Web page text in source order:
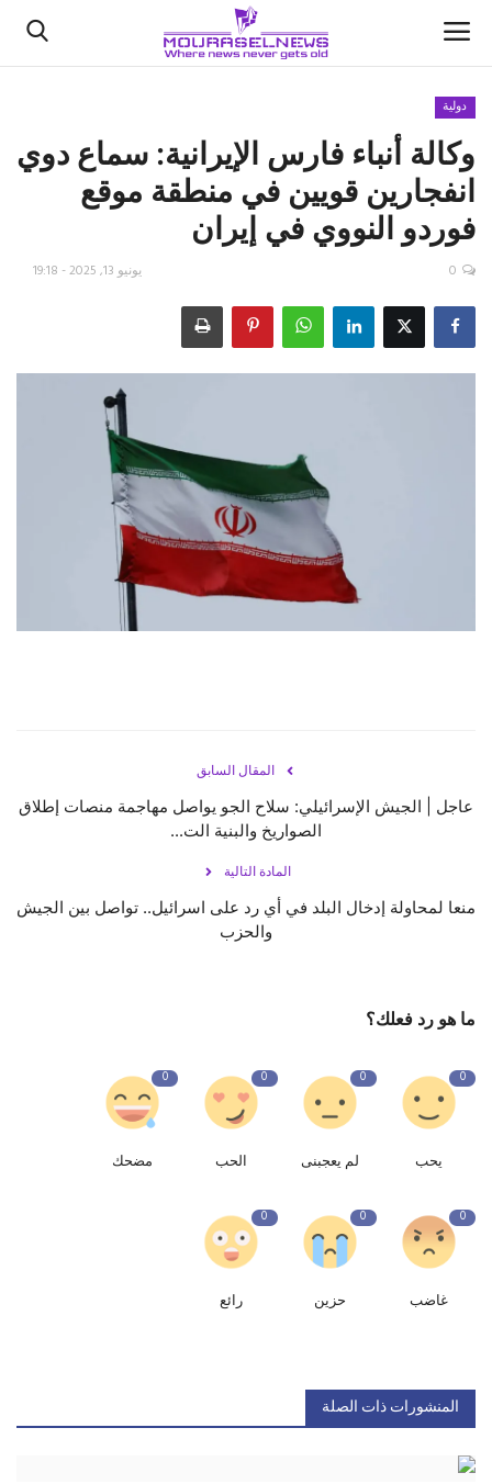
الأخبار
كتّابنا
السعودية
اقتصاد
علوم وتكنولوجيا
دولية
وكالة أنباء فارس الإيرانية: سماع دوي
انفجارين قويين في منطقة موقع
فوردو النووي في إيران
يونيو 13, 2025 - 19:18 0
المقال السابق
عاجل | الجيش الإسرائيلي: سلاح الجو يواصل مهاجمة منصات إطلاق
الصواريخ والبنية الت...
المادة التالية
منعا لمحاولة إدخال البلد في أي رد على اسرائيل.. تواصل بين الجيش
والحزب
ما هو رد فعلك؟
0
يحب
0
لم يعجبنى
0
الحب
0
مضحك
0
غاضب
0
حزين
0
رائع
المنشورات ذات الصلة